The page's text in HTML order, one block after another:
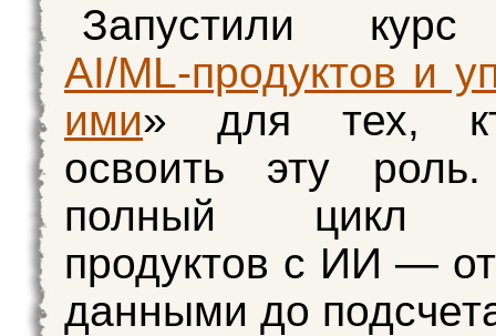
Запустили
AI/ML-продуктов и
ими» для тех,
освоить эту
полный цикл
продуктов с ИИ —
данными до